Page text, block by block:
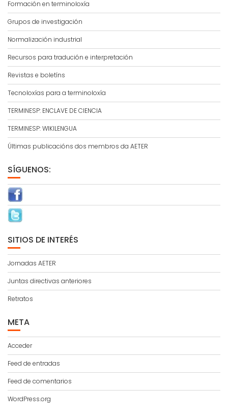
Formación en terminoloxía
Grupos de investigación
Normalización industrial
Recursos para tradución e interpretación
Revistas e boletíns
Tecnoloxías para a terminoloxía
TERMINESP: ENCLAVE DE CIENCIA
TERMINESP: WIKILENGUA
Últimas publicacións dos membros da AETER
SÍGUENOS:
SITIOS DE INTERÉS
Jornadas AETER
Juntas directivas anteriores
Retratos
META
Acceder
Feed de entradas
Feed de comentarios
WordPress.org